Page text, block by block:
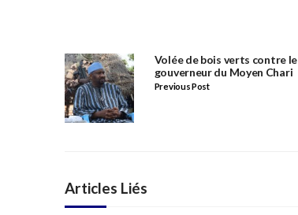
Volée de bois verts contre le
gouverneur du Moyen Chari
Previous Post
Articles Liés